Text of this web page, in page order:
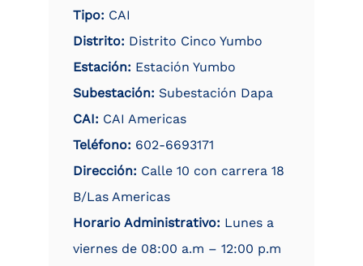
Tipo: CAI
Distrito: Distrito Cinco Yumbo
Estación: Estación Yumbo
Subestación: Subestación Dapa
CAI: CAI Americas
Teléfono: 602-6693171
Dirección: Calle 10 con carrera 18
B/Las Americas
Horario Administrativo: Lunes a
viernes de 08:00 a.m – 12:00 p.m